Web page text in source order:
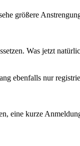
größere
Was jetzt
ebenfalls nur
eine kurze